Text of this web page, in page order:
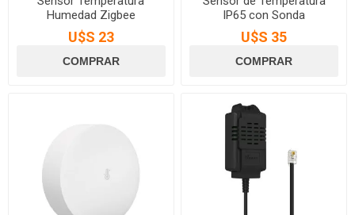
Humedad Zigbee
U$S 23
IP65 con Sonda
U$S 35